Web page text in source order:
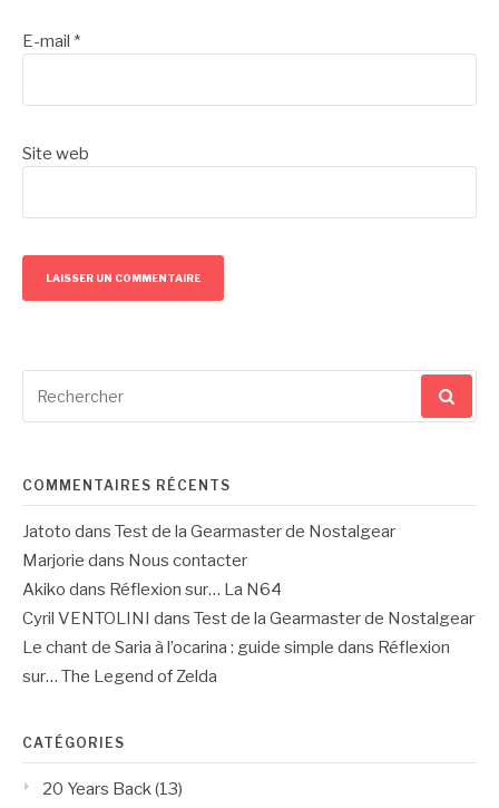
E-mail *
Site web
pour
COMMENTAIRES RÉCENTS
Jatoto dans Test de la Gearmaster de Nostalgear
Marjorie dans Nous contacter
Akiko dans Réflexion sur… La N64
Cyril VENTOLINI
dans Test de la Gearmaster de Nostalgear
Le chant de Saria à l’ocarina : guide simple dans Réflexion
sur… The Legend of Zelda
CATÉGORIES
20 Years Back(13)